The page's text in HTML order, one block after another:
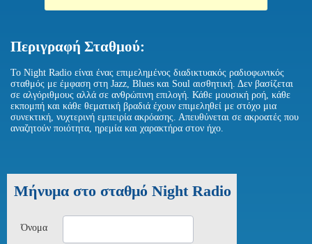
Περιγραφή Σταθμού:
Το Night Radio είναι ένας επιμελημένος διαδικτυακός ραδιοφωνικός
σταθμός με έμφαση στη Jazz, Blues και Soul αισθητική. Δεν βασίζεται
σε αλγόριθμους αλλά σε ανθρώπινη επιλογή. Κάθε μουσική ροή, κάθε
εκπομπή και κάθε θεματική βραδιά έχουν επιμεληθεί με στόχο μια
συνεκτική, νυχτερινή εμπειρία ακρόασης. Απευθύνεται σε ακροατές που
αναζητούν ποιότητα, ηρεμία και χαρακτήρα στον ήχο.
Μήνυμα στο σταθμό Night Radio
Όνομα